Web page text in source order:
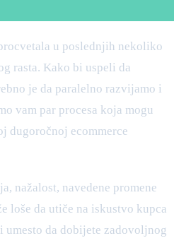
u poslednjih nekoliko
rasta. Kako bi uspeli da
je da paralelno razvijamo i
vam par procesa koja mogu
dugoročnoj ecommerce
nažalost, navedene promene
loše da utiče na iskustvo kupca
umesto da dobijete zadovoljnog